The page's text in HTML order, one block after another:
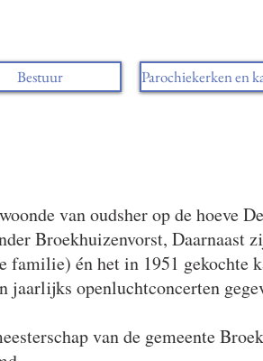
Bestuur Parochiekerken en
van oudsher op de hoeve
Broekhuizenvorst, Daarnaast
familie) én het in 1951 gekochte
openluchtconcerten
van de gemeente